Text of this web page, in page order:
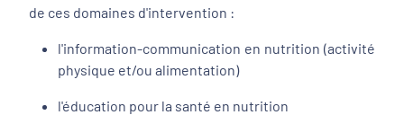
de ces domaines d'intervention :
l'information-communication en nutrition (activité
physique et/ou alimentation)
l'éducation pour la santé en nutrition